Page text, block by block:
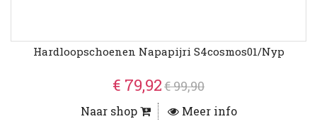
Hardloopschoenen Napapijri S4cosmos01/nyp
€ 79,92€ 99,90
Naar shop Meer info